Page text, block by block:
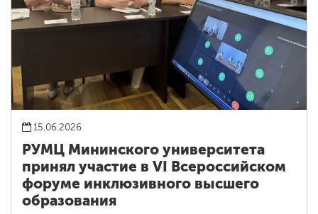
15.06.2026
РУМЦ Мининского университета
принял участие в VI Всероссийском
форуме инклюзивного высшего
образования